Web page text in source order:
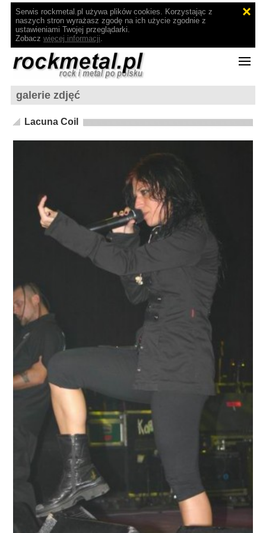
Serwis rockmetal.pl używa plików cookies. Korzystając z
naszych stron wyrażasz zgodę na ich użycie zgodnie z
ustawieniami Twojej przeglądarki.
Zobacz więcej informacji.
galerie zdjęć
Lacuna Coil